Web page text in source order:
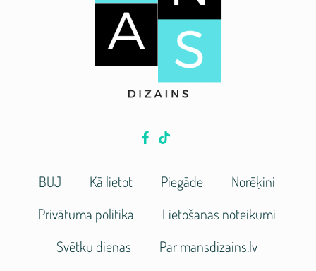
BUJ Kā lietot Piegāde
Norēķini
Privātuma politika
Lietošanas noteikumi
Svētku dienas
Par mansdizains.lv